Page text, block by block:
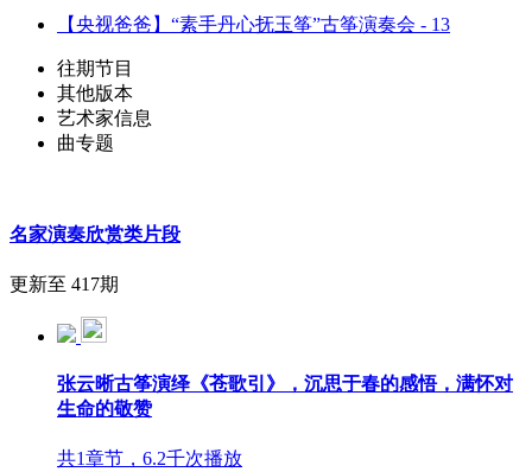
【央视爸爸】“素手丹心抚玉筝”古筝演奏会 - 13
往期节目
其他版本
艺术家信息
曲专题
名家演奏欣赏类片段
更新至 417期
张云晰古筝演绎《苍歌引》，沉思于春的感悟，满怀对
生命的敬赞
共1章节，6.2千次播放